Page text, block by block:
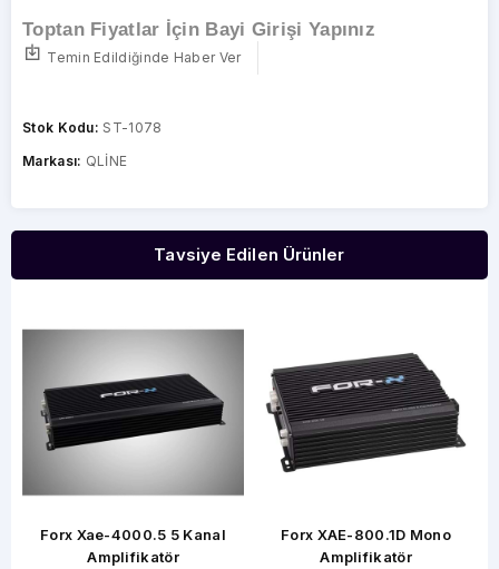
Toptan Fiyatlar İçin Bayi Girişi Yapınız
Temin Edildiğinde Haber Ver
Stok Kodu: ST-1078
Markası: QLİNE
Tavsiye Edilen Ürünler
Xae-4000.5 5 Kanal
Amplifikatör
Forx XAE-800.1D Mono
Amplifikatör
Forx